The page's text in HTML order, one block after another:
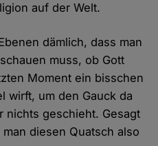
auf der Welt.
dämlich, dass man
muss, ob Gott
Moment ein bisschen
wirft, um den Gauck da
nichts geschieht. Gesagt
diesen Quatsch also